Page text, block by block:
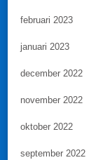
februari 2023
januari 2023
december 2022
november 2022
oktober 2022
september 2022